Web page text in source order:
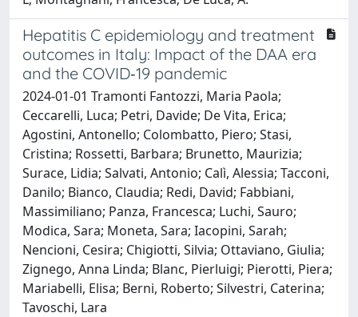
Hepatitis C epidemiology and treatment
outcomes in Italy: Impact of the DAA era
and the COVID‐19 pandemic
2024-01-01 Tramonti Fantozzi, Maria Paola;
Ceccarelli, Luca; Petri, Davide; De Vita, Erica;
Agostini, Antonello; Colombatto, Piero; Stasi,
Cristina; Rossetti, Barbara; Brunetto, Maurizia;
Surace, Lidia; Salvati, Antonio; Calì, Alessia; Tacconi,
Danilo; Bianco, Claudia; Redi, David; Fabbiani,
Massimiliano; Panza, Francesca; Luchi, Sauro;
Modica, Sara; Moneta, Sara; Iacopini, Sarah;
Nencioni, Cesira; Chigiotti, Silvia; Ottaviano, Giulia;
Zignego, Anna Linda; Blanc, Pierluigi; Pierotti, Piera;
Mariabelli, Elisa; Berni, Roberto; Silvestri, Caterina;
Tavoschi, Lara